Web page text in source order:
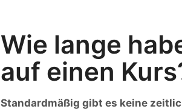
Wie lange
auf einen
Standardmäßig gibt es keine